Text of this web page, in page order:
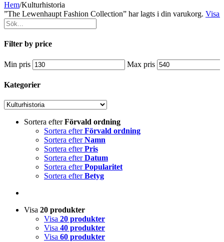
Hem/Kulturhistoria
”The Lewenhaupt Fashion Collection” har lagts i din varukorg. Visa
Filter by price
Min pris Max pris
Kategorier
Sortera efterFörvald ordning
Sortera efterFörvald ordning
Sortera efterNamn
Sortera efterPris
Sortera efterDatum
Sortera efterPopularitet
Sortera efterBetyg
Visa 20 produkter
Visa 20 produkter
Visa 40 produkter
Visa 60 produkter